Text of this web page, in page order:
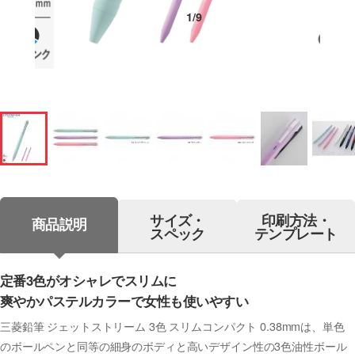
1/9
商品説明 サイズ・
スペック
印刷方法・
テンプレート
定番3色がオシャレでスリムに
爽やかパステルカラーで女性も使いやすい
三菱鉛筆 ジェットストリーム 3色 スリムコンパクト 0.38mmは、単色
のボールペンと同等の細身のボディと高いデザイン性の3色油性ボール